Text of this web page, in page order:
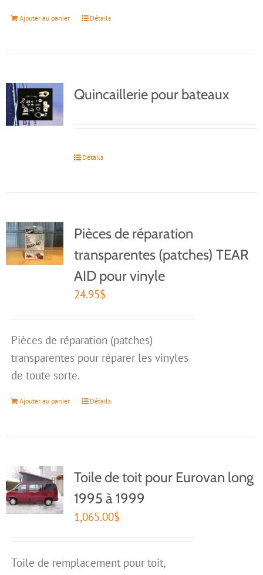
Ajouter au panier Détails
Quincaillerie pour bateaux
Détails
Pièces de réparation
transparentes (patches) TEAR
AID pour vinyle
24.95$
Pièces de réparation (patches)
transparentes pour réparer les vinyles
de toute sorte.
Ajouter au panier Détails
Toile de toit pour Eurovan long
1995 à 1999
1,065.00$
Toile de remplacement pour toit,